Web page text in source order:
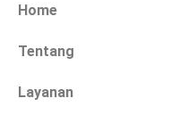
Home
Tentang
Layanan